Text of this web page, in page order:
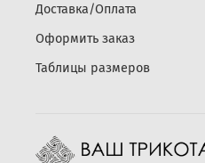
Доставка/Оплата
Оформить заказ
Таблицы размеров